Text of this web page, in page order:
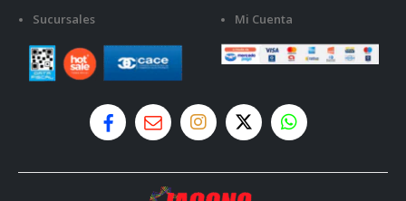
Sucursales
Mi Cuenta